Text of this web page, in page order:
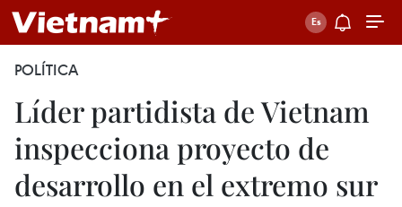
POLÍTICA
Líder partidista de Vietnam
inspecciona proyecto de
desarrollo en el extremo sur